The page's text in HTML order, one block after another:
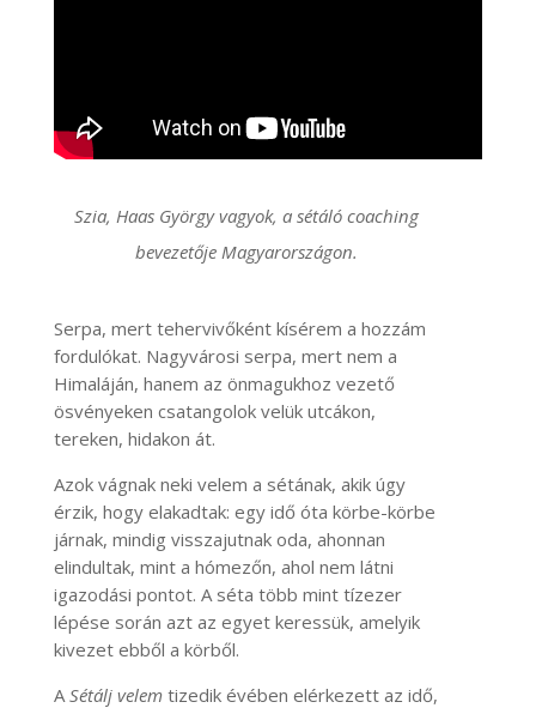
Szia, Haas György vagyok, a sétáló coaching
bevezetője Magyarországon.
Serpa, mert tehervivőként kísérem a hozzám
fordulókat. Nagyvárosi serpa, mert nem a
Himaláján, hanem az önmagukhoz vezető
ösvényeken csatangolok velük utcákon,
tereken, hidakon át.
Azok vágnak neki velem a sétának, akik úgy
érzik, hogy elakadtak: egy idő óta körbe-körbe
járnak, mindig visszajutnak oda, ahonnan
elindultak, mint a hómezőn, ahol nem látni
igazodási pontot. A séta több mint tízezer
lépése során azt az egyet keressük, amelyik
kivezet ebből a körből.
A Sétálj velem tizedik évében elérkezett az idő,